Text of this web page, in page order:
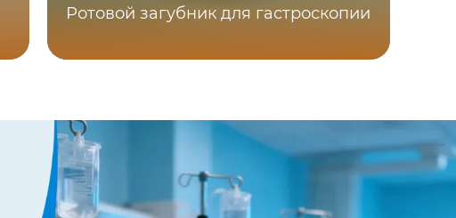
Ротовой загубник для гастроскопии